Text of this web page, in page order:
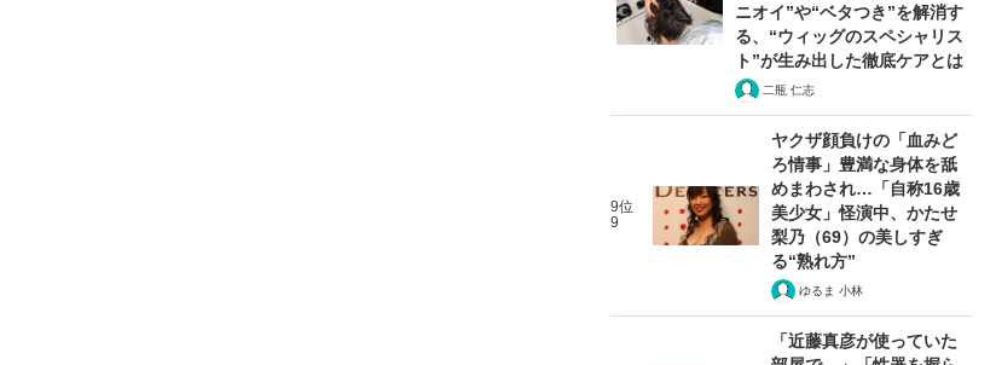
ニオイ”や“ベタつき”を解消す
る、“ウィッグのスペシャリス
ト”が生み出した徹底ケアとは
二瓶 仁志
9位
9
ヤクザ顔負けの「血みど
ろ情事」豊満な身体を舐
めまわされ…「自称16歳
美少女」怪演中、かたせ
梨乃（69）の美しすぎ
る“熟れ方”
ゆるま 小林
「近藤真彦が使っていた